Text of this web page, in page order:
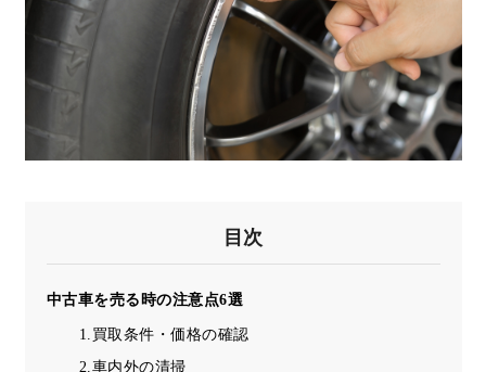
目次
中古車を売る時の注意点6選
1.買取条件・価格の確認
2.車内外の清掃